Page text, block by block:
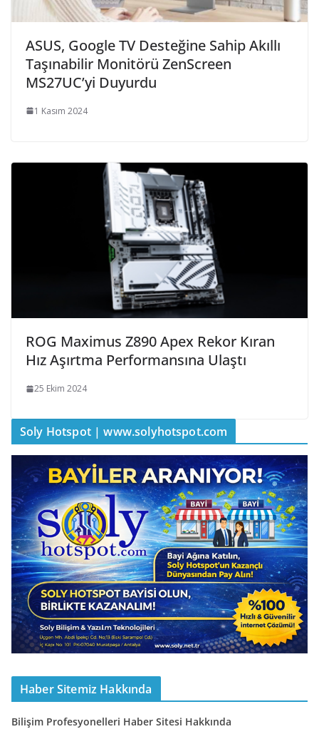
ASUS, Google TV Desteğine Sahip Akıllı
Taşınabilir Monitörü ZenScreen
MS27UC’yi Duyurdu
1 Kasım 2024
ROG Maximus Z890 Apex Rekor Kıran
Hız Aşırtma Performansına Ulaştı
25 Ekim 2024
Soly Hotspot | www.solyhotspot.com
Haber Sitemiz Hakkında
Bilişim Profesyonelleri Haber Sitesi Hakkında